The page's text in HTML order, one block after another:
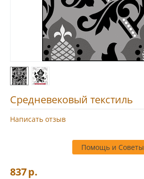
Средневековый текстиль
Написать отзыв
Помощь и Советы
837р.